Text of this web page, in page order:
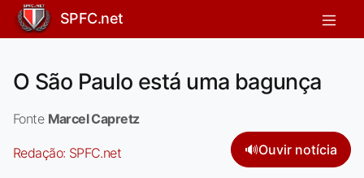
SPFC.net
O São Paulo está uma bagunça
Fonte Marcel Capretz
Redação: SPFC.net 🔊Ouvir notícia